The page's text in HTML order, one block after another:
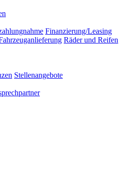
Finanzierung/Leasing
Räder und Reifen
Stellenangebote